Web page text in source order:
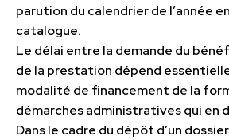
parution du calendrier de l’année
catalogue.
Le délai entre la demande du
de la prestation dépend
modalité de financement de la
démarches administratives qui en
Dans le cadre du dépôt d’un